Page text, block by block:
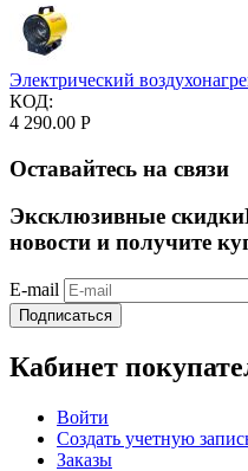
Электрический
КОД:
4 290.00 Р
Оставайтесь на связи
Эксклюзивные скидки
новости и получите
E-mail
Подписаться
Кабинет
Войти
Создать учетную
Заказы